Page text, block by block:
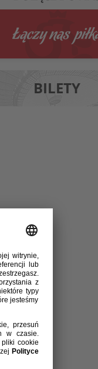
BILETY